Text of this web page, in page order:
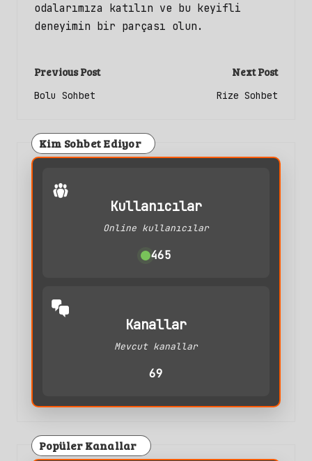
odalarımıza katılın ve bu keyifli
deneyimin bir parçası olun.
Post
navigation
Previous Post
Bolu Sohbet
Next Post
Rize Sohbet
Kim Sohbet Ediyor
Kullanıcılar
Online kullanıcılar
465
Kanallar
Mevcut kanallar
69
Popüler Kanallar